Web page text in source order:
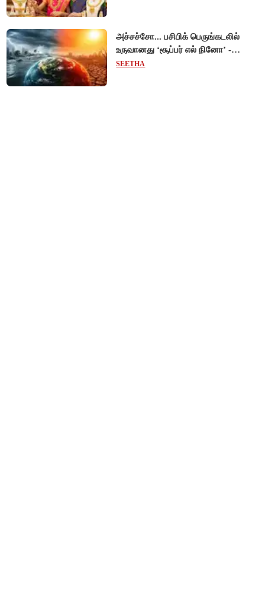
அச்சச்சோ... பசிபிக் பெருங்கடலில்
உருவானது ‘சூப்பர் எல் நினோ’ -
வானிலை ஆய்வாளர் எச்சரிக்கை!
SEETHA